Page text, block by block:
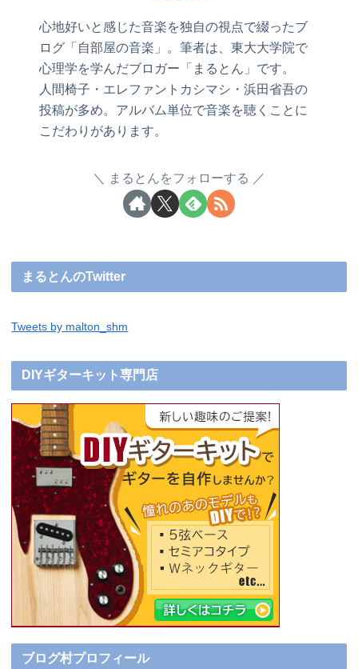
心地好いと感じた音楽を独自の視点で綴ったブ
ログ「自部屋の音楽」。筆者は、東大大学院で
心理学を学んだブロガー「まるとん」です。
人間椅子・エレファントカシマシ・浜田省吾の
投稿が多め。アルバム単位で音楽を聴くことに
こだわりがあります。
まるとんをフォローする
まるとんのTwitter
Tweets by malton_shm
DIYギターキット専門店
ブログ村プロフィール